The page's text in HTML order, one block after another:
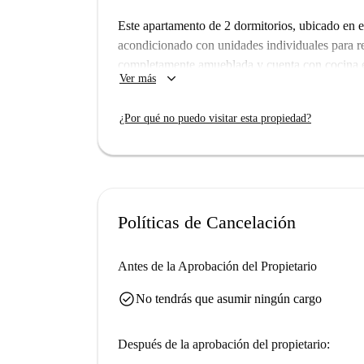
Este apartamento de 2 dormitorios, ubicado en
acondicionado con unidades individuales para
completamente amueblada y cuenta con
cuenta que no se permite fumar ni se admiten
los propietarios en Spotahome se someten a un
importante atracción turística, también se
Ver más keyboard_arrow_down
¿Por qué no puedo visitar esta propiedad?
Políticas de Cancelación
Antes de la Aprobación del Propietario
check_circleNo tendrás que asumir ningún cargo
Después de la aprobación del propietario: